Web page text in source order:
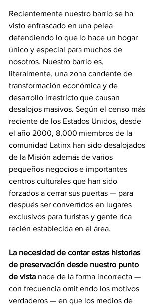
Recientemente nuestro barrio se ha
visto enfrascado en una pelea
defendiendo lo que lo hace un hogar
único y especial para muchos de
nosotros. Nuestro barrio es,
literalmente, una zona candente de
transformación económica y de
desarrollo irrestricto que causan
desalojos masivos. Según el censo más
reciente de los Estados Unidos, desde
el año 2000, 8,000 miembros de la
comunidad Latinx han sido desalojados
de la Misión además de varios
pequeños negocios e importantes
centros culturales que han sido
forzados a cerrar sus puertas — para
después ser convertidos en lugares
exclusivos para turistas y gente rica
recién establecida en el área.
La necesidad de contar estas historias
de preservación desde nuestro punto
de vista nace de la forma incorrecta —
con frecuencia omitiendo los motivos
verdaderos — en que los medios de